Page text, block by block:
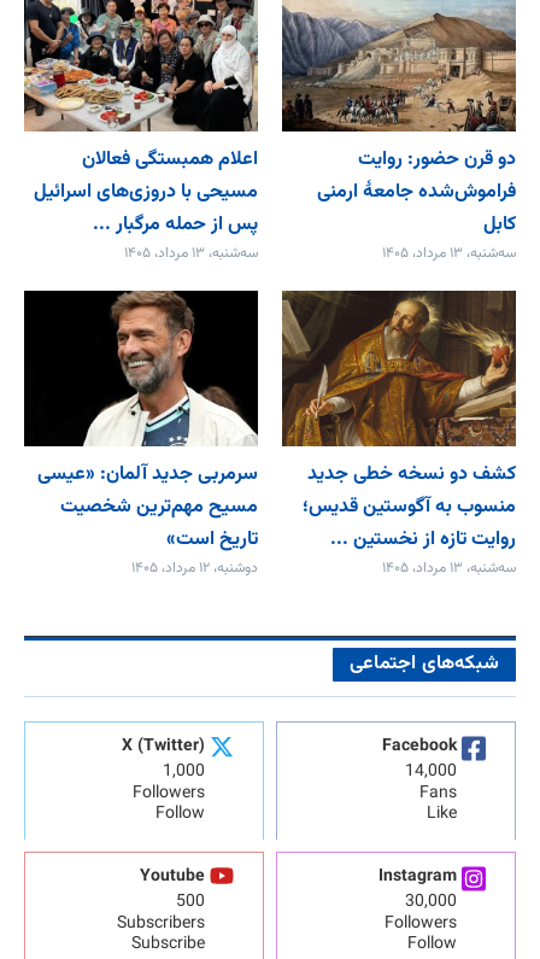
دو قرن حضور: روایت
فراموش‌شده جامعۀ ارمنی
کابل
سه‌شنبه، ۱۳ مرداد، ۱۴۰۵
اعلام همبستگی فعالان
مسیحی با دروزی‌های اسرائیل
پس از حمله مرگبار ...
سه‌شنبه، ۱۳ مرداد، ۱۴۰۵
کشف دو نسخه خطی جدید
منسوب به آگوستین قدیس؛
روایت تازه از نخستین ...
سه‌شنبه، ۱۳ مرداد، ۱۴۰۵
سرمربی جدید آلمان: «عیسی
مسیح مهم‌ترین شخصیت
تاریخ است»
دوشنبه، ۱۲ مرداد، ۱۴۰۵
شبکه‌های اجتماعی
Facebook
14,000
Fans
Like
X (Twitter)
1,000
Followers
Follow
Instagram
30,000
Followers
Follow
Youtube
500
Subscribers
Subscribe